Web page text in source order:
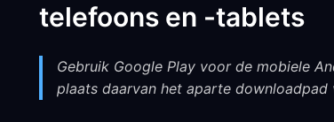
telefoons en -tablets
Gebruik Google Play voor de mobiele
plaats daarvan het aparte downloadpad